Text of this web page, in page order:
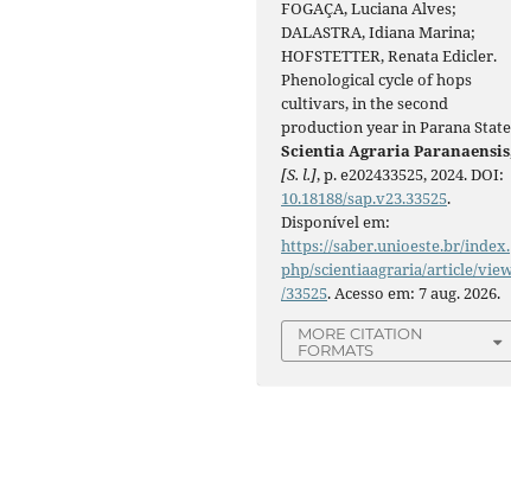
FOGAÇA, Luciana Alves;
DALASTRA, Idiana Marina;
HOFSTETTER, Renata Edicler.
Phenological cycle of hops
cultivars, in the second
production year in Parana
Scientia Agraria Paranaensis
[S. l.], p. e202433525, 2024. DOI:
10.18188/sap.v23.33525.
Disponível em:
https://saber.unioeste.br/index.
php/scientiaagraria/article/
/33525. Acesso em: 7 aug. 2026.
MORE CITATION
FORMATS